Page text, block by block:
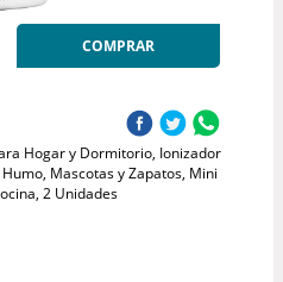
COMPRAR
Hogar y Dormitorio, Ionizador
Mascotas y Zapatos, Mini
2 Unidades